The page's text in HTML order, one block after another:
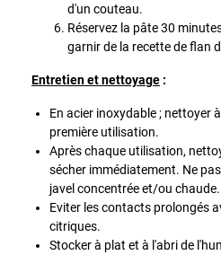
d'un couteau.
Réservez la pâte 30
garnir de la recette de flan
Entretien et nettoyage :
En acier inoxydable ; nettoyer
première utilisation.
Après chaque utilisation,
sécher immédiatement. Ne
javel concentrée et/ou chaude.
Eviter les contacts prolongés
citriques.
Stocker à plat et à l'abri de